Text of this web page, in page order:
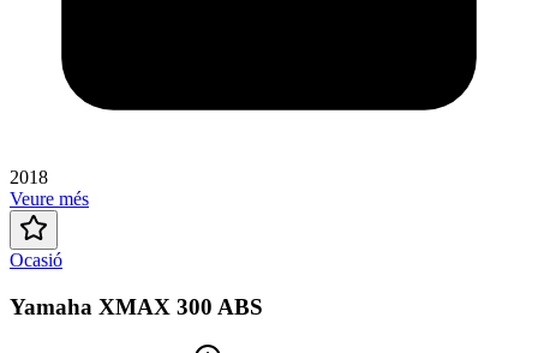
2018
Veure més
Ocasió
Yamaha XMAX 300 ABS